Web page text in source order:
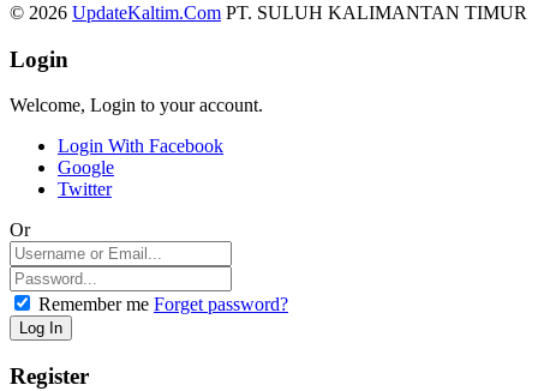
© 2026 UpdateKaltim.Com PT. SULUH KALIMANTAN TIMUR
Login
Welcome, Login to your account.
Login With Facebook
Google
Twitter
Or
Remember me Forget password?
Register